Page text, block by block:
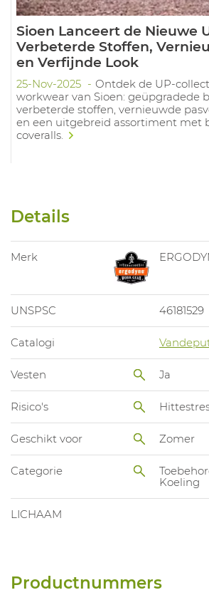
Sioen Lanceert de Nieuwe
Verbeterde Stoffen,
en Verfijnde Look
25-Nov-2025
Ontdek de UP-
workwear van Sioen: geüpgradede
verbeterde stoffen, vernieuwde
en een uitgebreid assortiment met
coveralls.
Details
Merk
UNSPSC 46181529
Catalogi
Vesten Ja
Risico's
Geschikt voor Zomer
Categorie
Koeling
LICHAAM
Productnummers